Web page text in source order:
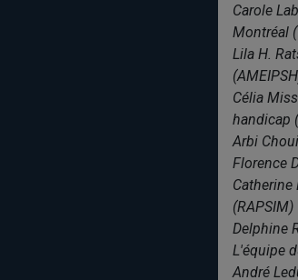
Carole
Montréal
Lila H.
Célia
handicap
Arbi
Florence
(RAPSIM)
Delphine
L'équipe
André